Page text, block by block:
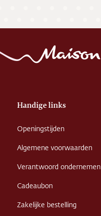
Handige links
Openingstijden
Algemene voorwaarden
Verantwoord ondernemen
Cadeaubon
Zakelijke bestelling